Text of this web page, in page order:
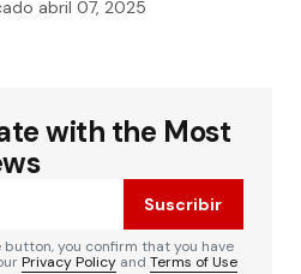
abril 07, 2025
with the Most
Suscribir
you confirm that you have
Privacy Policy and Terms of Use